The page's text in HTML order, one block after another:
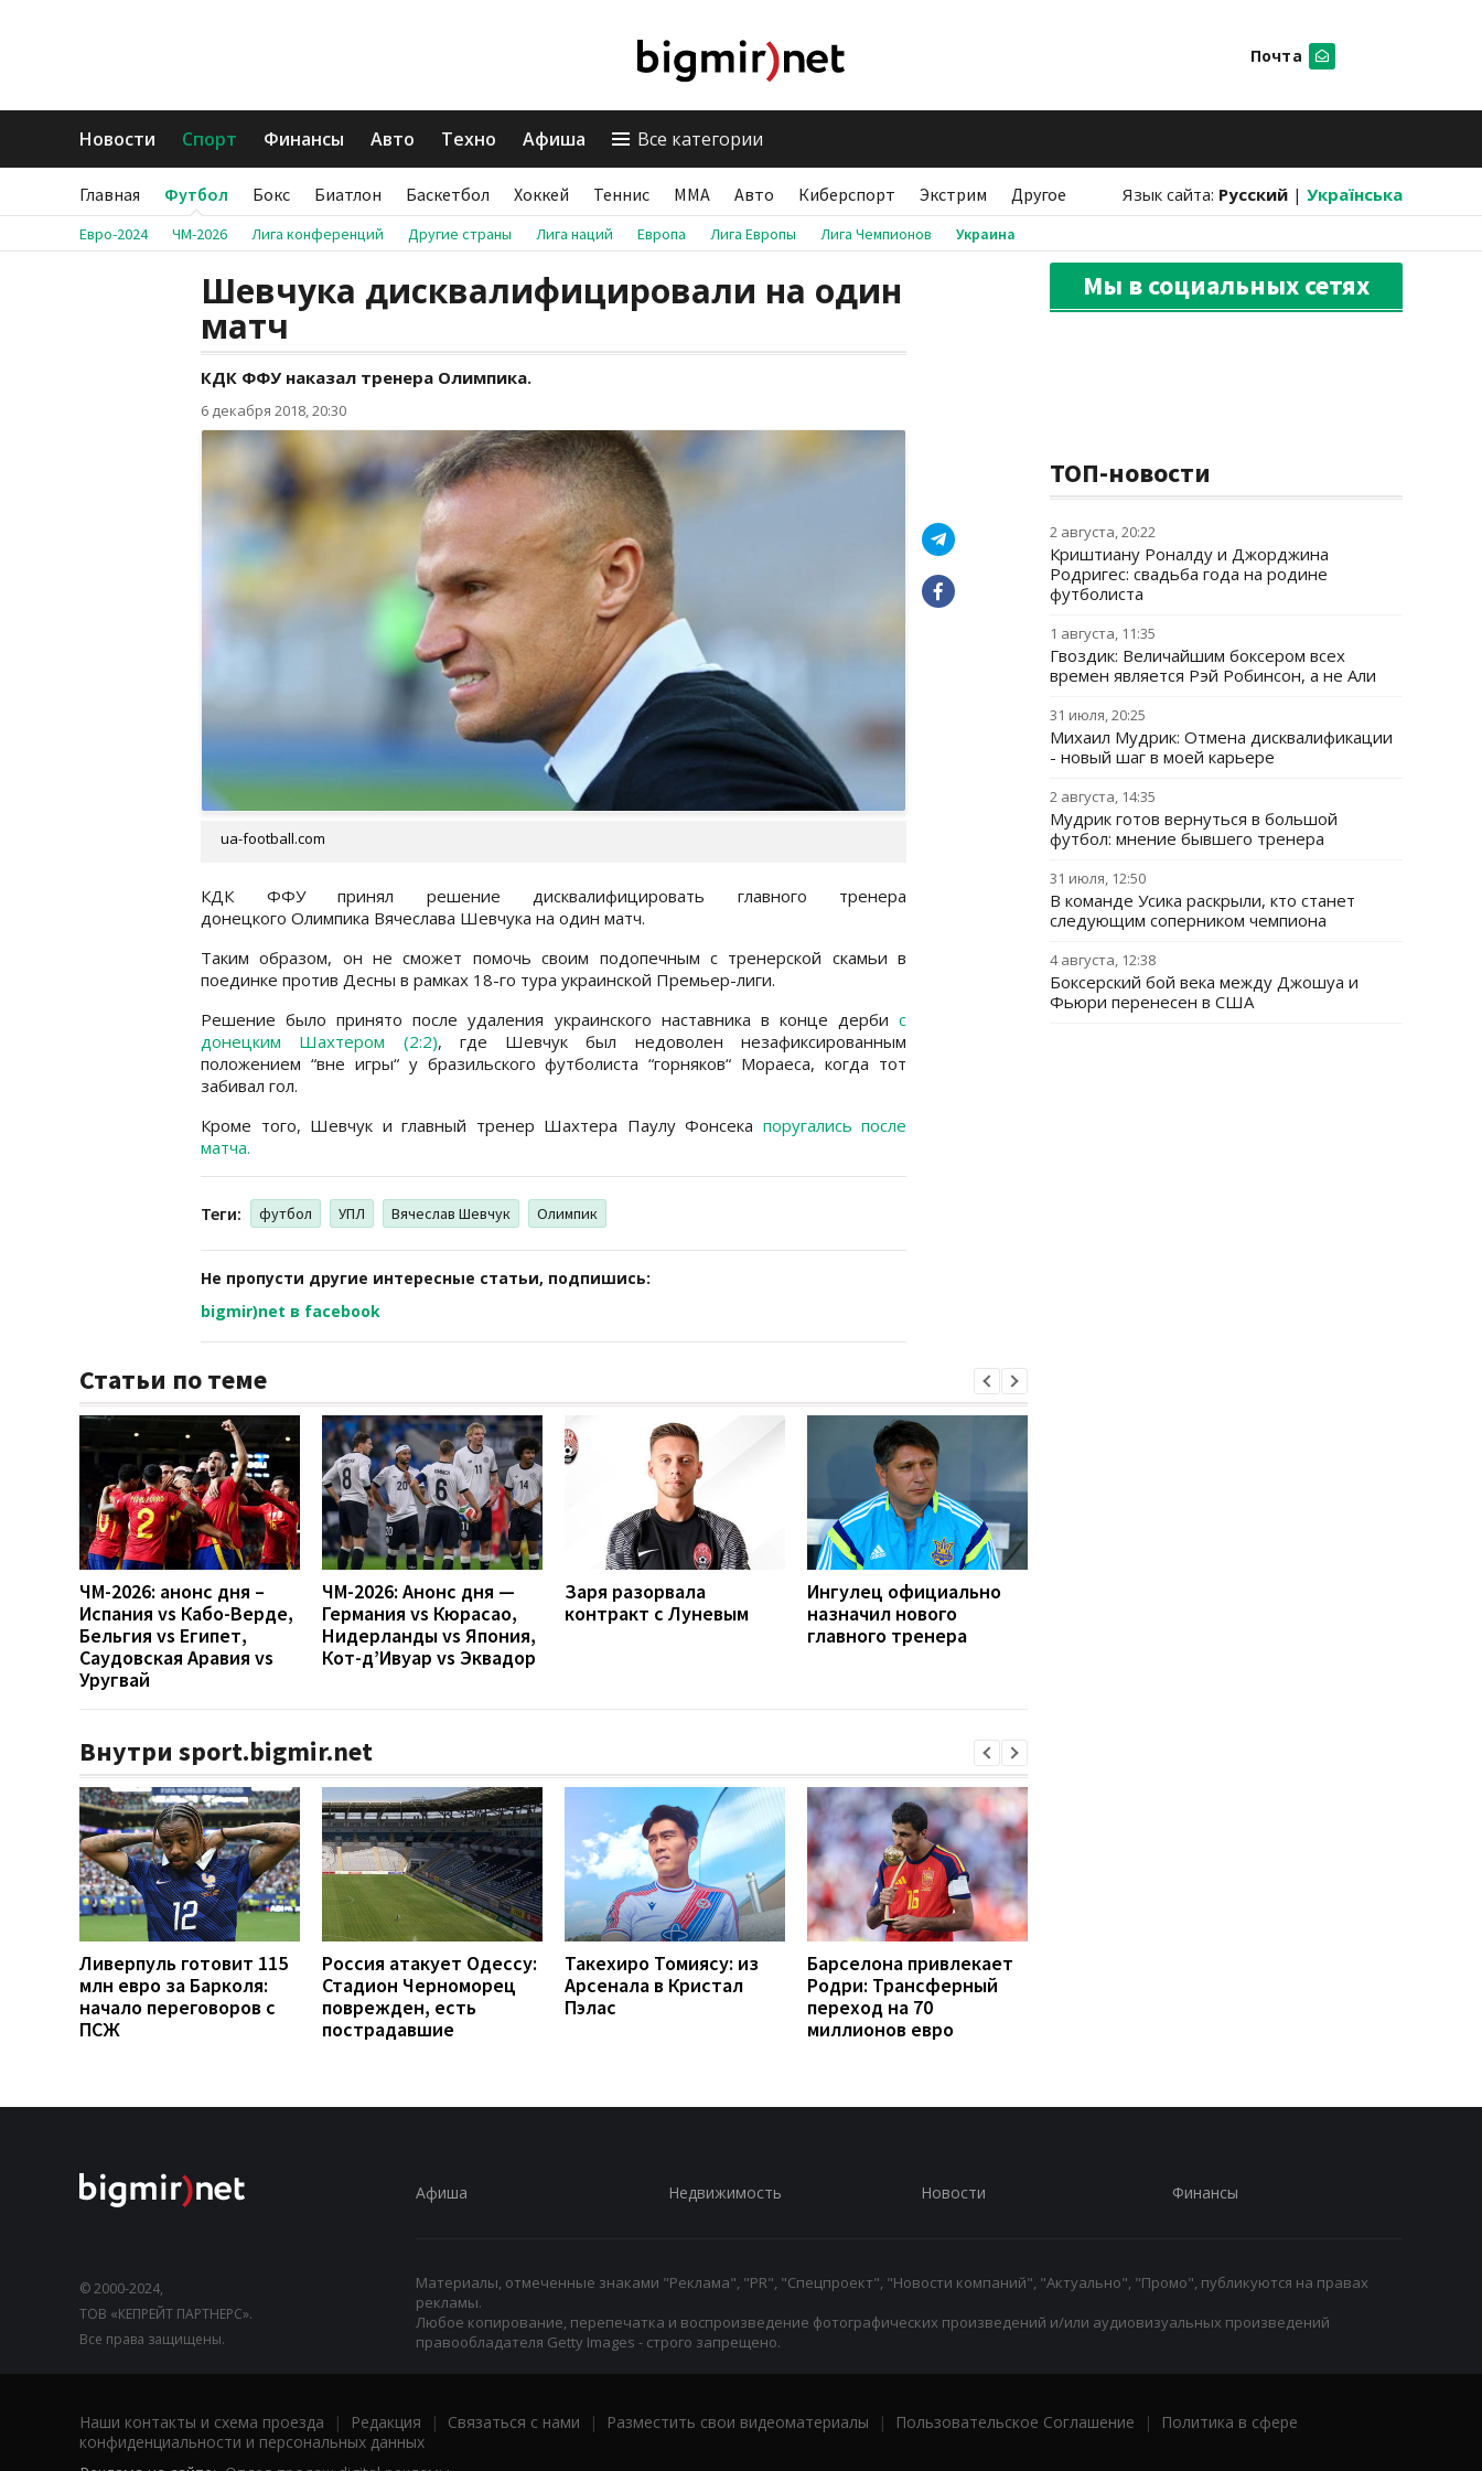
Почта
Новости Спорт Финансы Авто Техно Афиша Все категории
Главная Футбол Бокс Биатлон Баскетбол Хоккей Теннис ММА Авто Киберспорт Экстрим Другое Язык сайта: Русский | Українська
Евро-2024 ЧМ-2026 Лига конференций Другие страны Лига наций Европа Лига Европы Лига Чемпионов Украина
Шевчука дисквалифицировали на один
матч
КДК ФФУ наказал тренера Олимпика.
6 декабря 2018, 20:30
ua-football.com
КДК ФФУ принял решение дисквалифицировать главного тренера
донецкого Олимпика Вячеслава Шевчука на один матч.
Таким образом, он не сможет помочь своим подопечным с тренерской скамьи в
поединке против Десны в рамках 18-го тура украинской Премьер-лиги.
Решение было принято после удаления украинского наставника в конце дерби с
донецким Шахтером (2:2), где Шевчук был недоволен незафиксированным
положением “вне игры“ у бразильского футболиста “горняков“ Мораеса, когда тот
забивал гол.
Кроме того, Шевчук и главный тренер Шахтера Паулу Фонсека поругались после
матча.
Теги: футбол УПЛ Вячеслав Шевчук Олимпик
Не пропусти другие интересные статьи, подпишись:
bigmir)net в facebook
Статьи по теме
ЧМ-2026: анонс дня –
Испания vs Кабо-Верде,
Бельгия vs Египет,
Саудовская Аравия vs
Уругвай
ЧМ-2026: Анонс дня —
Германия vs Кюрасао,
Нидерланды vs Япония,
Кот-д’Ивуар vs Эквадор
Заря разорвала
контракт с Луневым
Ингулец официально
назначил нового
главного тренера
Внутри sport.bigmir.net
Ливерпуль готовит 115
млн евро за Барколя:
начало переговоров с
ПСЖ
Россия атакует Одессу:
Стадион Черноморец
поврежден, есть
пострадавшие
Такехиро Томиясу: из
Арсенала в Кристал
Пэлас
Барселона привлекает
Родри: Трансферный
переход на 70
миллионов евро
Мы в социальных сетях
ТОП-новости
2 августа, 20:22
Криштиану Роналду и Джорджина
Родригес: свадьба года на родине
футболиста
1 августа, 11:35
Гвоздик: Величайшим боксером всех
времен является Рэй Робинсон, а не Али
31 июля, 20:25
Михаил Мудрик: Отмена дисквалификации
- новый шаг в моей карьере
2 августа, 14:35
Мудрик готов вернуться в большой
футбол: мнение бывшего тренера
31 июля, 12:50
В команде Усика раскрыли, кто станет
следующим соперником чемпиона
4 августа, 12:38
Боксерский бой века между Джошуа и
Фьюри перенесен в США
© 2000-2024,
ТОВ «КЕПРЕЙТ ПАРТНЕРС».
Все права защищены.
Афиша Недвижимость Новости Финансы
Материалы, отмеченные знаками "Реклама", "PR", "Спецпроект", "Новости компаний", "Актуально", "Промо", публикуются на правах
рекламы.
Любое копирование, перепечатка и воспроизведение фотографических произведений и/или аудиовизуальных произведений
правообладателя Getty Images - строго запрещено.
Наши контакты и схема проезда | Редакция | Связаться с нами | Разместить свои видеоматериалы | Пользовательское Соглашение |
Политика в сфере
конфиденциальности и персональных данных